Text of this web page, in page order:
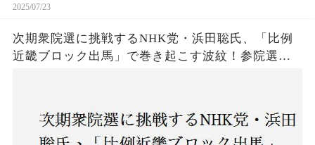
2025/07/23
次期衆院選に挑戦するNHK党・浜田聡氏、「比例
近畿ブロック出馬」で巻き起こす波紋！参院選で